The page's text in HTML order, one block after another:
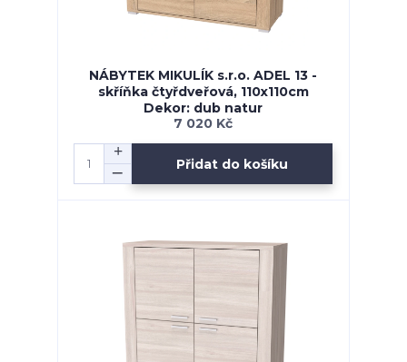
NÁBYTEK MIKULÍK s.r.o. ADEL 13 -
skříňka čtyřdveřová, 110x110cm
Dekor: dub natur
7 020 Kč
Přidat do košíku